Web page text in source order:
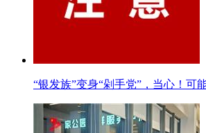
“银发族”变身“剁手党”，当心！可